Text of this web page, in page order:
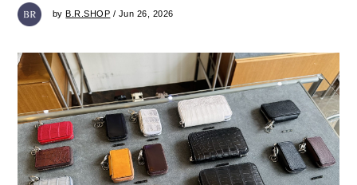
byB.R.SHOP / Jun 26, 2026